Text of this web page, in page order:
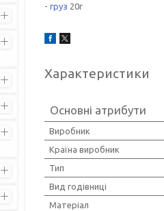
- груз 20г
Характеристики
Основні атрибути
Виробник
Країна виробник
Тип
Вид годівниці
Матеріал